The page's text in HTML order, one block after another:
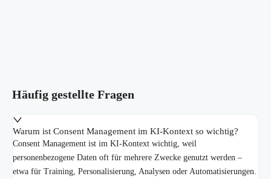
Häufig gestellte Fragen
Warum ist Consent Management im KI-Kontext so wichtig?
Consent Management ist im KI-Kontext wichtig, weil
personenbezogene Daten oft für mehrere Zwecke genutzt werden –
etwa für Training, Personalisierung, Analysen oder Automatisierungen.